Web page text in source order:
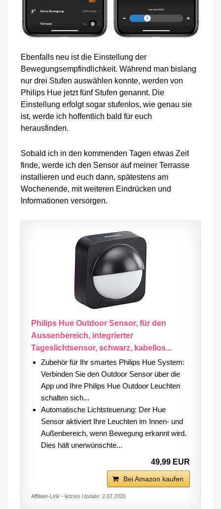
Ebenfalls neu ist die Einstellung der
Bewegungsempfindlichkeit. Während man bislang
nur drei Stufen auswählen konnte, werden von
Philips Hue jetzt fünf Stufen genannt. Die
Einstellung erfolgt sogar stufenlos, wie genau sie
ist, werde ich hoffentlich bald für euch
herausfinden.
Sobald ich in den kommenden Tagen etwas Zeit
finde, werde ich den Sensor auf meiner Terrasse
installieren und euch dann, spätestens am
Wochenende, mit weiteren Eindrücken und
Informationen versorgen.
Philips Hue Outdoor Sensor, für den
Aussenbereich, integrierter
Tageslichtsensor, schwarz, kabellos...
Zubehör für Ihr smartes Philips Hue System:
Verbinden Sie den Outdoor Sensor über die
App und Ihre Philips Hue Outdoor Leuchten
schalten sich...
Automatische Lichtsteuerung: Der Hue
Sensor aktiviert Ihre Leuchten im Innen- und
Außenbereich, wenn Bewegung erkannt wird.
Dies hält unerwünschte...
49,99 EUR
Bei Amazon kaufen
Affiliate-Link - letztes Update: 2.07.2026